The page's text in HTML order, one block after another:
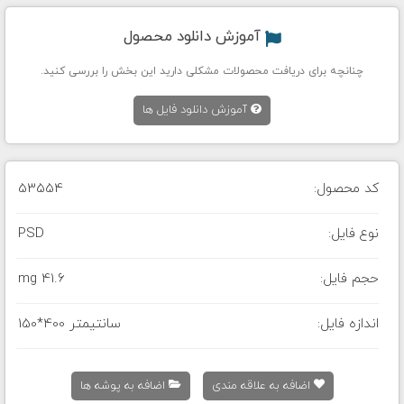
آموزش دانلود محصول
چنانچه برای دریافت محصولات مشکلی دارید این بخش را بررسی کنید.
آموزش دانلود فایل ها
کد محصول: 53554
نوع فایل: PSD
حجم فایل: 41.6 mg
اندازه فایل: 150*400 سانتیمتر
اضافه به علاقه مندی اضافه به پوشه ها